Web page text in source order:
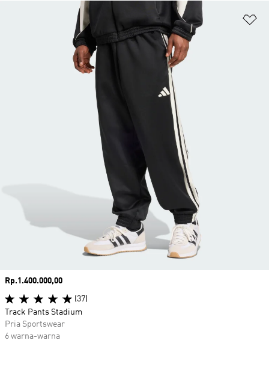
Harga
Rp.1.400.000,00
(37)
Track Pants Stadium
Pria Sportswear
6 warna-warna